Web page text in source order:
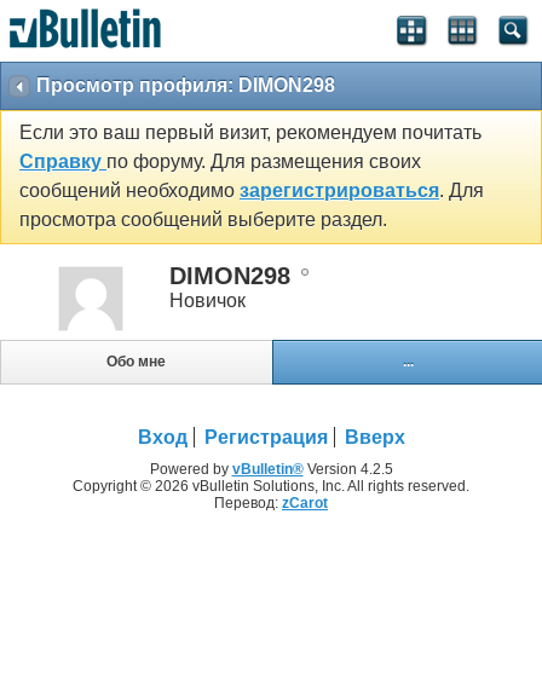
Просмотр профиля: DIMON298
Если это ваш первый визит, рекомендуем почитать
Справку по форуму. Для размещения своих
сообщений необходимо зарегистрироваться. Для
просмотра сообщений выберите раздел.
DIMON298
Новичок
Обо мне ...
Вход Регистрация Вверх
Powered by vBulletin®Version 4.2.5
Copyright © 2026 vBulletin Solutions, Inc. All rights reserved.
Перевод: zCarot